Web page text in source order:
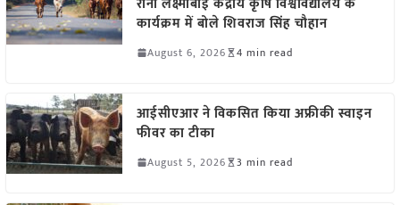
कार्यक्रम में बोले शिवराज सिंह चौहान
August 6, 2026 4 min read
आईसीएआर ने विकसित किया अफ्रीकी स्वाइन
फीवर का टीका
August 5, 2026 3 min read